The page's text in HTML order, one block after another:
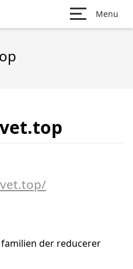
Menu
der reducerer